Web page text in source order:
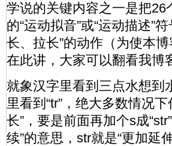
学说的关键内容之一是把
的“运动拟音”或“运动描述”
长、拉长”的动作（为使本
在此讲，大家可以翻看我博
就象汉字里看到三点水想到
里看到“tr”，绝大多数情况
长”，要是前面再加个s成
续”的意思，str就是“更加延